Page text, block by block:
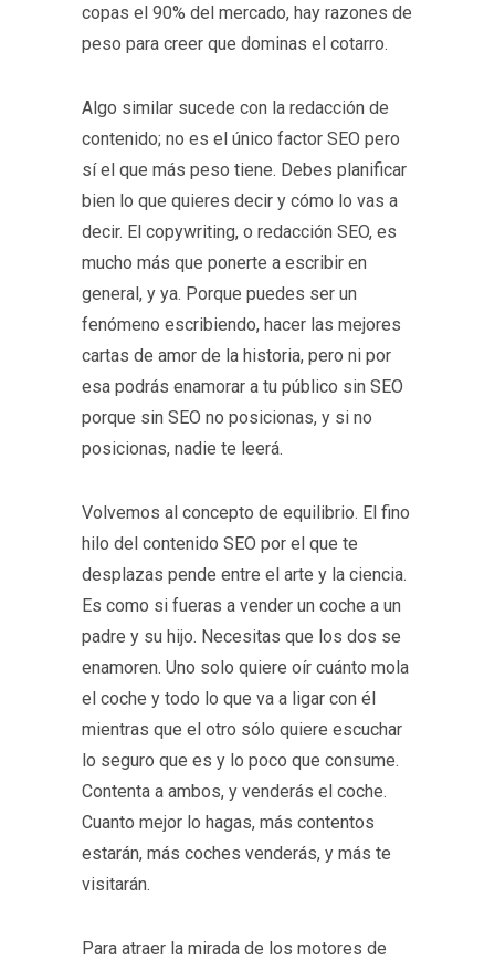
copas el 90% del mercado, hay razones de
peso para creer que dominas el cotarro.
Algo similar sucede con la redacción de
contenido; no es el único factor SEO pero
sí el que más peso tiene. Debes planificar
bien lo que quieres decir y cómo lo vas a
decir. El copywriting, o redacción SEO, es
mucho más que ponerte a escribir en
general, y ya. Porque puedes ser un
fenómeno escribiendo, hacer las mejores
cartas de amor de la historia, pero ni por
esa podrás enamorar a tu público sin SEO
porque sin SEO no posicionas, y si no
posicionas, nadie te leerá.
Volvemos al concepto de equilibrio. El fino
hilo del contenido SEO por el que te
desplazas pende entre el arte y la ciencia.
Es como si fueras a vender un coche a un
padre y su hijo. Necesitas que los dos se
enamoren. Uno solo quiere oír cuánto mola
el coche y todo lo que va a ligar con él
mientras que el otro sólo quiere escuchar
lo seguro que es y lo poco que consume.
Contenta a ambos, y venderás el coche.
Cuanto mejor lo hagas, más contentos
estarán, más coches venderás, y más te
visitarán.
Para atraer la mirada de los motores de